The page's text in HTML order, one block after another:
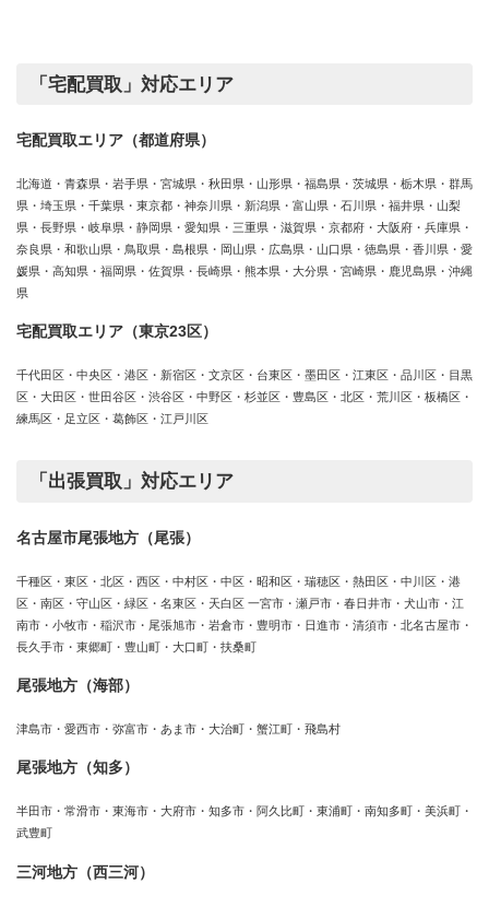
「宅配買取」対応エリア
宅配買取エリア（都道府県）
北海道・青森県・岩手県・宮城県・秋田県・山形県・福島県・茨城県・栃木県・群馬
県・埼玉県・千葉県・東京都・神奈川県・新潟県・富山県・石川県・福井県・山梨
県・長野県・岐阜県・静岡県・愛知県・三重県・滋賀県・京都府・大阪府・兵庫県・
奈良県・和歌山県・鳥取県・島根県・岡山県・広島県・山口県・徳島県・香川県・愛
媛県・高知県・福岡県・佐賀県・長崎県・熊本県・大分県・宮崎県・鹿児島県・沖縄
県
宅配買取エリア（東京23区）
千代田区・中央区・港区・新宿区・文京区・台東区・墨田区・江東区・品川区・目黒
区・大田区・世田谷区・渋谷区・中野区・杉並区・豊島区・北区・荒川区・板橋区・
練馬区・足立区・葛飾区・江戸川区
「出張買取」対応エリア
名古屋市尾張地方（尾張）
千種区・東区・北区・西区・中村区・中区・昭和区・瑞穂区・熱田区・中川区・港
区・南区・守山区・緑区・名東区・天白区 一宮市・瀬戸市・春日井市・犬山市・江
南市・小牧市・稲沢市・尾張旭市・岩倉市・豊明市・日進市・清須市・北名古屋市・
長久手市・東郷町・豊山町・大口町・扶桑町
尾張地方（海部）
津島市・愛西市・弥富市・あま市・大治町・蟹江町・飛島村
尾張地方（知多）
半田市・常滑市・東海市・大府市・知多市・阿久比町・東浦町・南知多町・美浜町・
武豊町
三河地方（西三河）